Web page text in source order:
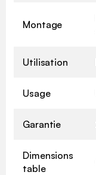
Montage
Utilisation
Usage
Garantie
Dimensions
table